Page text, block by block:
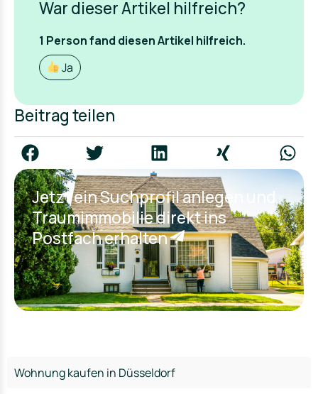
War dieser Artikel hilfreich?
1 Person fand diesen Artikel hilfreich.
Ja
Beitrag teilen
Jetzt ein Suchprofil anlegen und
Traumimmobilie direkt ins
Postfach erhalten
Wohnung kaufen in Düsseldorf